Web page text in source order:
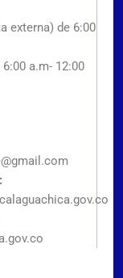
externa) de 6:00
a.m- 12:00